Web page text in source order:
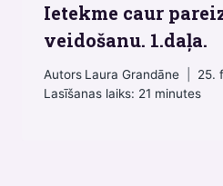
Ietekme caur
veidošanu. 1.daļa.
Autors Laura Grandāne
25.
Lasīšanas laiks: 21 minutes